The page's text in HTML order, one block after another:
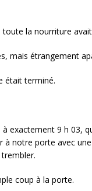
toute la nourriture
mais étrangement
était terminé.
exactement 9 h 03,
à notre porte avec
coup à la porte.